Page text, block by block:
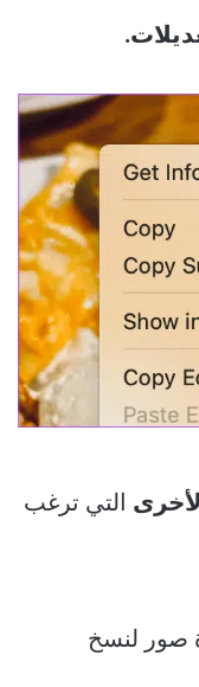
التي ترغب
صور لنسخ